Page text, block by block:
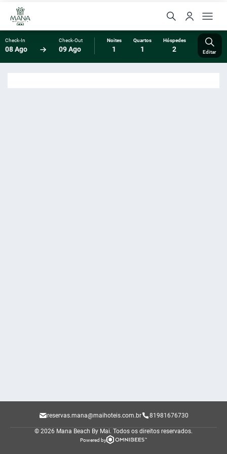
Check-In
08 Ago
Check-Out
09 Ago
Noites
1
Quartos
1
Hóspedes
2 Editar
reservas.mana@maihoteis.com.br 81981676730
© 2026 Mana Beach By Mai. Todos os direitos reservados.
Powered by